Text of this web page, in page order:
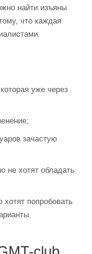
найти изъяны
что каждая
уже через
зачастую
не хотят обладать
попробовать